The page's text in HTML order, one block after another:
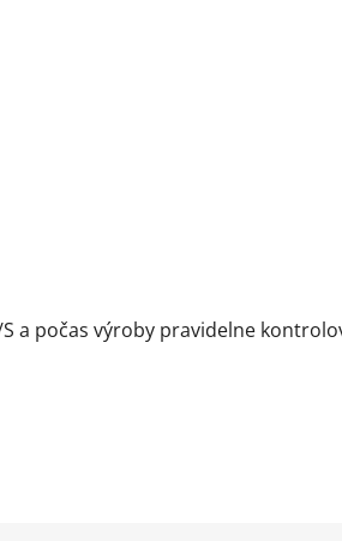
a počas výroby pravidelne